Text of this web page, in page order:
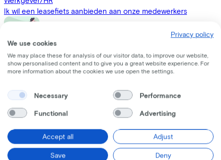
Ik wil een leasefiets aanbieden aan onze medewerkers
Zelfstandige
Ik wil een leasefiets voor mezelf als zelfstandige
Werknemer
Ik wil een fiets leasen via m'n werkgever
Privacy policy
We use cookies
We may place these for analysis of our visitor data, to improve our website,
show personalised content and to give you a great website experience. For
more information about the cookies we use open the settings.
Necessary Performance
Functional Advertising
Accept all Adjust
Save Deny